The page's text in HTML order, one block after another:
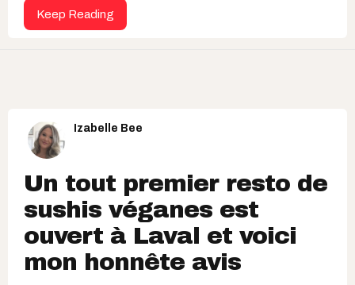
Keep Reading
Izabelle Bee
Un tout premier resto de
sushis véganes est
ouvert à Laval et voici
mon honnête avis